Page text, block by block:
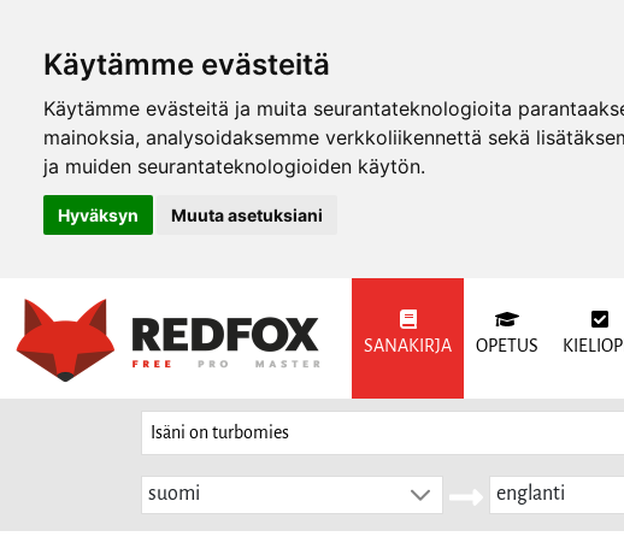
Käytämme evästeitä
Käytämme evästeitä ja muita seurantateknologioita
mainoksia, analysoidaksemme verkkoliikennettä sekä
ja muiden seurantateknologioiden käytön.
Hyväksyn Muuta asetuksiani
SANAKIRJA OPETUS
suomi englanti